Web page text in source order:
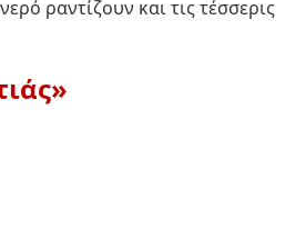
ραντίζουν και τις τέσσερις